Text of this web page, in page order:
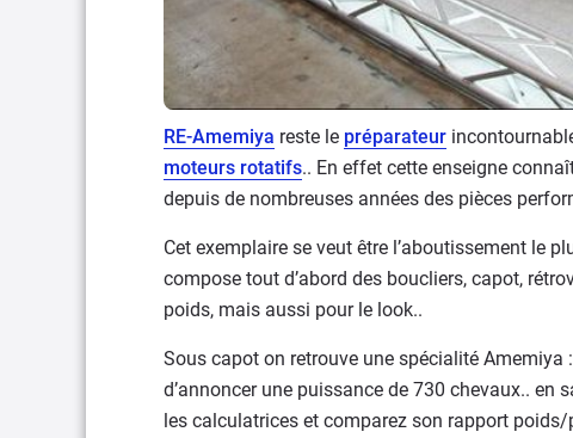
RE-Amemiya reste le préparateur
moteurs rotatifs.. En effet cette enseigne
depuis de nombreuses années des pièces
Cet exemplaire se veut être l’aboutissement le
compose tout d’abord des boucliers, capot,
poids, mais aussi pour le look..
Sous capot on retrouve une spécialité
d’annoncer une puissance de 730 chevaux.. en
les calculatrices et comparez son rapport